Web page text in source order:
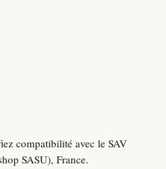
compatibilité avec le SAV
SASU), France.